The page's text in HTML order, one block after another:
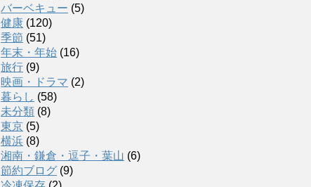
バーベキュー (5)
健康 (120)
季節 (51)
年末・年始 (16)
旅行 (9)
映画・ドラマ (2)
暮らし (58)
未分類 (8)
東京 (5)
横浜 (8)
湘南・鎌倉・逗子・葉山 (6)
節約ブログ (9)